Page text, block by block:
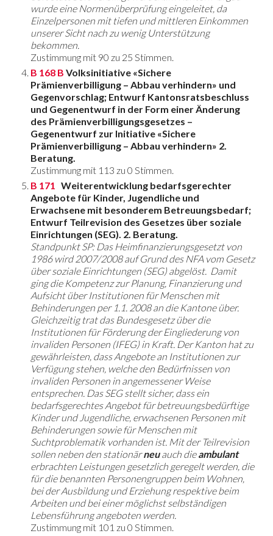
wurde eine Normenüberprüfung eingeleitet, da
Einzelpersonen mit tiefen und mittleren Einkommen
unserer Sicht nach zu wenig Unterstützung
bekommen.
Zustimmung mit 90 zu 25 Stimmen.
B 168 B Volksinitiative «Sichere
Prämienverbilligung – Abbau verhindern» und
Gegenvorschlag; Entwurf Kantonsratsbeschluss
und Gegenentwurf in der Form einer Änderung
des Prämienverbilligungsgesetzes –
Gegenentwurf zur Initiative «Sichere
Prämienverbilligung – Abbau verhindern» 2.
Beratung.
Zustimmung mit 113 zu 0 Stimmen.
B 171 Weiterentwicklung bedarfsgerechter
Angebote für Kinder, Jugendliche und
Erwachsene mit besonderem Betreuungsbedarf;
Entwurf Teilrevision des Gesetzes über soziale
Einrichtungen (SEG). 2. Beratung.
Standpunkt SP: Das Heimfinanzierungsgesetzt von
1986 wird 2007/2008 auf Grund des NFA vom Gesetz
über soziale Einrichtungen (SEG) abgelöst. Damit
ging die Kompetenz zur Planung, Finanzierung und
Aufsicht über Institutionen für Menschen mit
Behinderungen per 1.1. 2008 an die Kantone über.
Gleichzeitig trat das Bundesgesetz über die
Institutionen für Förderung der Eingliederung von
invaliden Personen (IFEG) in Kraft. Der Kanton hat zu
gewährleisten, dass Angebote an Institutionen zur
Verfügung stehen, welche den Bedürfnissen von
invaliden Personen in angemessener Weise
entsprechen. Das SEG stellt sicher, dass ein
bedarfsgerechtes Angebot für betreuungsbedürftige
Kinder und Jugendliche, erwachsenen Personen mit
Behinderungen sowie für Menschen mit
Suchtproblematik vorhanden ist. Mit der Teilrevision
sollen neben den stationärneuauch dieambulant
erbrachten Leistungen gesetzlich geregelt werden, die
für die benannten Personengruppen beim Wohnen,
bei der Ausbildung und Erziehung respektive beim
Arbeiten und bei einer möglichst selbständigen
Lebensführung angeboten werden.
Zustimmung mit 101 zu 0 Stimmen.